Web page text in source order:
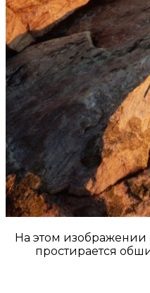
На этом
простирается